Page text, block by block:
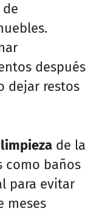
después
dejar restos
limpieza de la
como baños
para evitar
meses